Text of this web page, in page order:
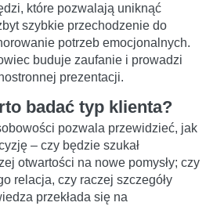
które pozwalają uniknąć
szybkie przechodzenie do
potrzeb emocjonalnych.
buduje zaufanie i prowadzi
prezentacji.
badać typ klienta?
pozwala przewidzieć, jak
– czy będzie szukał
otwartości na nowe pomysły; czy
relacja, czy raczej szczegóły
przekłada się na